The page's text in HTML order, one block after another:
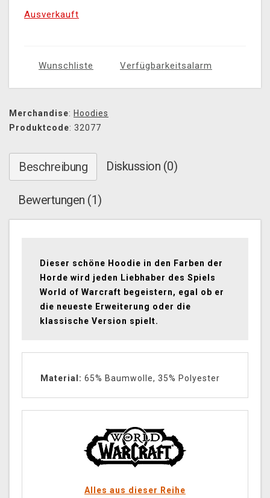
Ausverkauft
Wunschliste Verfügbarkeitsalarm
Merchandise: Hoodies
Produktcode: 32077
Beschreibung Diskussion (0)
Bewertungen (1)
Dieser schöne Hoodie in den Farben der
Horde wird jeden Liebhaber des Spiels
World of Warcraft begeistern, egal ob er
die neueste Erweiterung oder die
klassische Version spielt.
Material: 65% Baumwolle, 35% Polyester
Alles aus dieser Reihe